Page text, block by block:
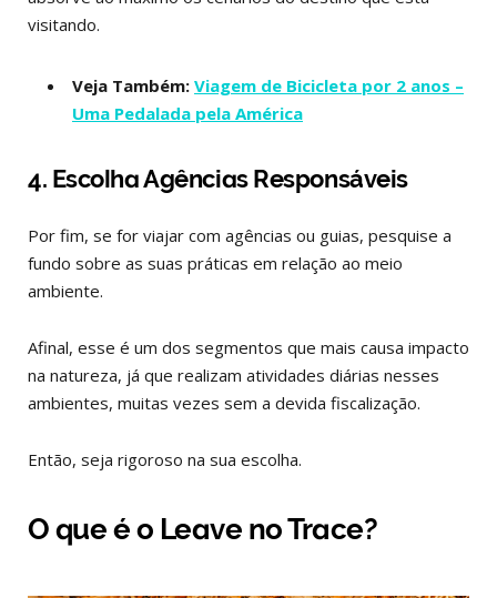
visitando.
Veja Também: Viagem de Bicicleta por 2 anos –
Uma Pedalada pela América
4. Escolha Agências Responsáveis
Por fim, se for viajar com agências ou guias, pesquise a
fundo sobre as suas práticas em relação ao meio
ambiente.
Afinal, esse é um dos segmentos que mais causa impacto
na natureza, já que realizam atividades diárias nesses
ambientes, muitas vezes sem a devida fiscalização.
Então, seja rigoroso na sua escolha.
O que é o Leave no Trace?